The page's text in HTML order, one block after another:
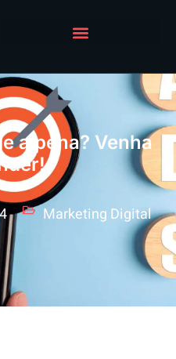
a pena? Venha
Marketing Digital